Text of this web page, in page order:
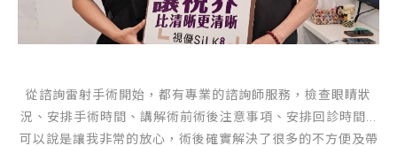
從諮詢雷射手術開始，都有專業的諮詢師服務，檢查眼睛狀
況、安排手術時間、講解術前術後注意事項、安排回診時間...
可以說是讓我非常的放心，術後確實解決了很多的不方便及帶